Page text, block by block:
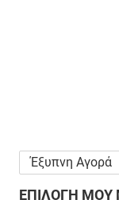
Έξυπνη Αγορά
ΕΠΙΛΟΓΗ ΜΟΥ